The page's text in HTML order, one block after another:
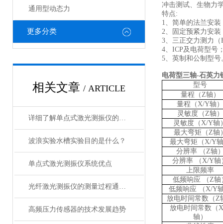
通用型动态力
更多分类
相关文章 / ARTICLE
详细了解单点式激光测振仪的操作要点
波浪实验水槽实验目的是什么？
单点式激光测振仪系统优点
光纤激光测振仪的测量过程通常包括以下步骤
高频压力传感器的技术发展趋势
冲击测试、生物力
特点:
1、简单的法兰安装
2、固定预紧力安装
3、三正交力测力（
4、ICP及电荷型号
5、英制和公制型号
电荷型三轴-石英力
型号
量程（Z轴）
量程（X/Y轴）
灵敏度（Z轴）
灵敏度（X/Y轴
最大弯矩（Z轴
最大弯矩（X/Y
分辨率（Z轴
分辨率 （X/Y轴
上限频率
低频响应
（Z轴
低频响应
（X/Y
放电时间常数 （Z
放电时间常数 （
轴）